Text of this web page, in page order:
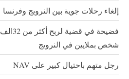
إلغاء رحلات جوية بين النرويج وفرنسا
فضيحة في قضية لربح أكثر من 32الف
شخص بملايين في النرويج
رجل متهم باحتيال كبير على NAV